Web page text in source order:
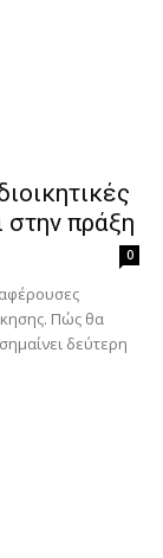
στην πράξη
0
Πώς θα
δεύτερη